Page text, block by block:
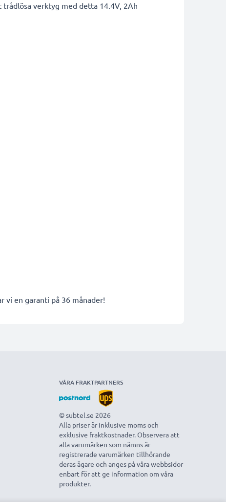
trådlösa verktyg med detta 14.4V, 2Ah
vi en garanti på 36 månader!
VÅRA FRAKTPARTNERS
© subtel.se 2026
Alla priser är inklusive moms och
exklusive fraktkostnader. Observera att
alla varumärken som nämns är
registrerade varumärken tillhörande
deras ägare och anges på våra webbsidor
enbart för att ge information om våra
produkter.